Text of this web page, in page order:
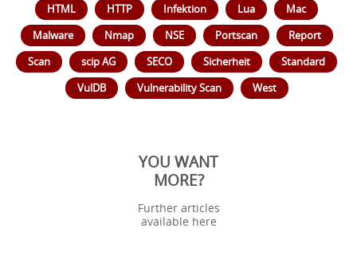
HTML
HTTP Infektion Lua
Mac
Malware
Nmap NSE Portscan
Report
Scan
scip AG SECO Sicherheit
Standard
VulDB
Vulnerability Scan West
YOU WANT
MORE?
Further articles
available here